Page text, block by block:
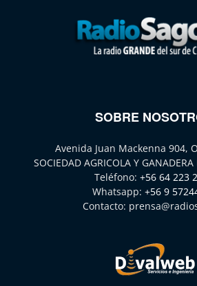
SOBRE
Avenida Juan Mackenna 904,
SOCIEDAD AGRICOLA Y
Teléfono: +56 64 223
Whatsapp: +56 9
Contacto: